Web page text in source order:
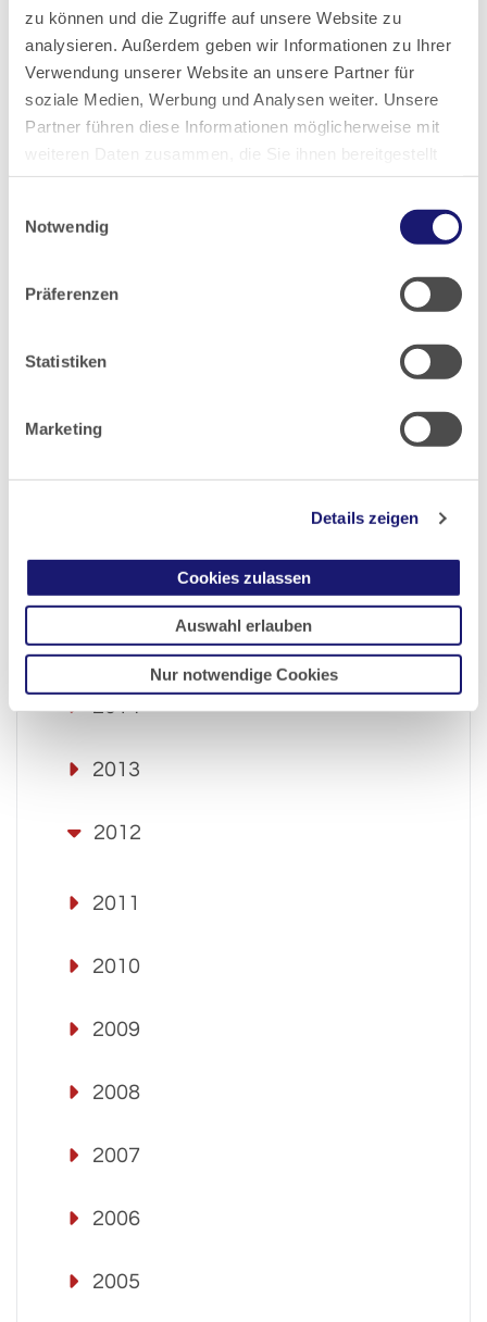
zu können und die Zugriffe auf unsere Website zu
analysieren. Außerdem geben wir Informationen zu Ihrer
Verwendung unserer Website an unsere Partner für
soziale Medien, Werbung und Analysen weiter. Unsere
Partner führen diese Informationen möglicherweise mit
weiteren Daten zusammen, die Sie ihnen bereitgestellt
haben oder die sie im Rahmen Ihrer Nutzung der Dienste
Notwendig
Präferenzen
Statistiken
Marketing
Details zeigen
Cookies zulassen
Auswahl erlauben
Nur notwendige Cookies
2025
2024
2023
2015
2014
2013
2012
2011
2010
2009
2008
2007
2006
2005